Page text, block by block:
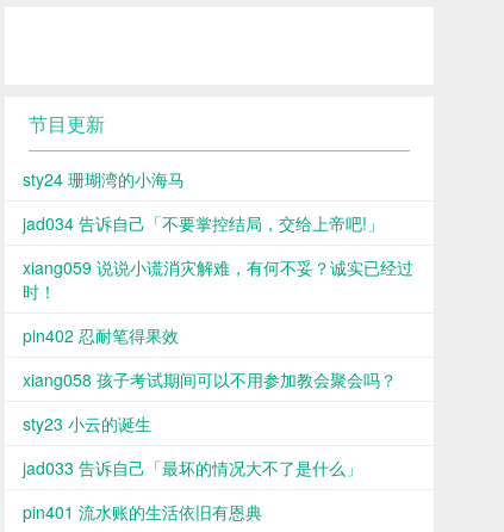
节目更新
sty24 珊瑚湾的小海马
jad034 告诉自己「不要掌控结局，交给上帝吧!」
xiang059 说说小谎消灾解难，有何不妥？诚实已经过
时！
pin402 忍耐笔得果效
xiang058 孩子考试期间可以不用参加教会聚会吗？
sty23 小云的诞生
jad033 告诉自己「最坏的情况大不了是什么」
pin401 流水账的生活依旧有恩典